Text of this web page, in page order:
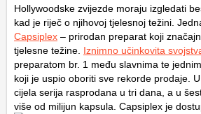
Hollywoodske zvijezde moraju izgledati
kad je riječ o njihovoj tjelesnoj težini.
Capsiplex – prirodan preparat koji
tjelesne težine. Iznimno učinkovita
preparatom br. 1 među slavnima te
koji je uspio oboriti sve rekorde prodaje.
cijela serija rasprodana u tri dana, a u
više od milijun kapsula. Capsiplex je